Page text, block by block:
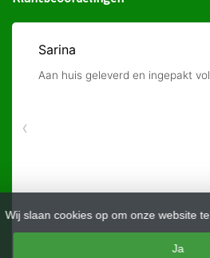
Wij slaan cookies op om onze website
Ja